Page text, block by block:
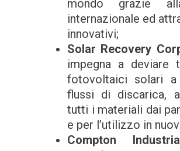
mondo grazie
internazionale ed
innovativi;
Solar Recovery
impegna a deviare
fotovoltaici solari
flussi di discarica,
tutti i materiali dai
e per l’utilizzo in
Compton